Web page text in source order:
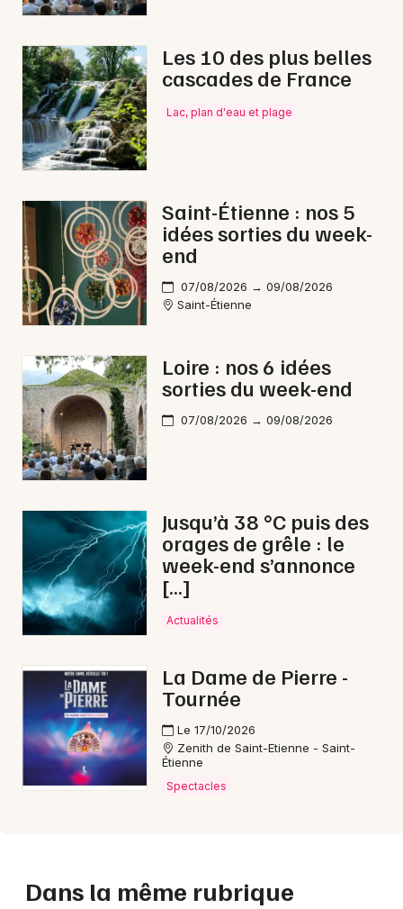
Les 10 des plus belles
cascades de France
Lac, plan d'eau et plage
Saint-Étienne : nos 5
idées sorties du week-
end
07/08/2026 → 09/08/2026
Saint-Étienne
Loire : nos 6 idées
sorties du week-end
07/08/2026 → 09/08/2026
Jusqu’à 38 °C puis des
orages de grêle : le
week-end s’annonce
[…]
Actualités
La Dame de Pierre -
Tournée
Le 17/10/2026
Zenith de Saint-Etienne - Saint-
Étienne
Spectacles
Dans la même rubrique